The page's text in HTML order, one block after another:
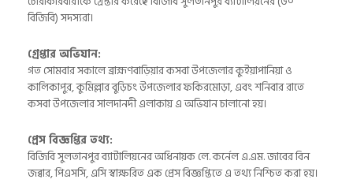
বিজিবি) সদস্যরা।
গ্রেপ্তার অভিযান:
গত সোমবার সকালে ব্রাহ্মণবাড়িয়ার কসবা উপজেলার কুইয়াপানিয়া ও
কালিকাপুর, কুমিল্লার বুড়িচং উপজেলার ফকিরমোড়া, এবং শনিবার রাতে
কসবা উপজেলার সালদানদী এলাকায় এ অভিযান চালানো হয়।
প্রেস বিজ্ঞপ্তির তথ্য:
বিজিবি সুলতানপুর ব্যাটালিয়নের অধিনায়ক লে. কর্নেল এ.এম. জাবের বিন
জব্বার, পিএসসি, এসি স্বাক্ষরিত এক প্রেস বিজ্ঞপ্তিতে এ তথ্য নিশ্চিত করা হয়।